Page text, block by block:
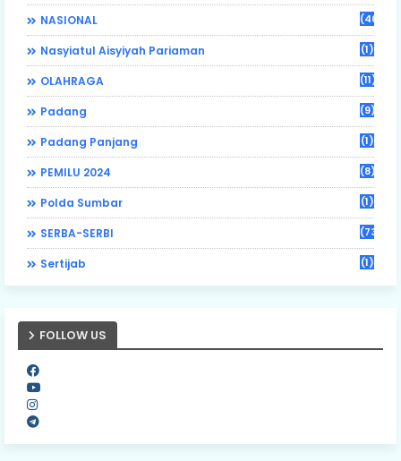
NASIONAL (46)
Nasyiatul Aisyiyah Pariaman (1)
OLAHRAGA (11)
Padang (9)
Padang Panjang (1)
PEMILU 2024 (8)
Polda Sumbar (1)
SERBA-SERBI (73)
Sertijab (1)
FOLLOW US